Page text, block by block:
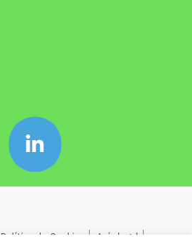
Política de Cookies
Avís legal